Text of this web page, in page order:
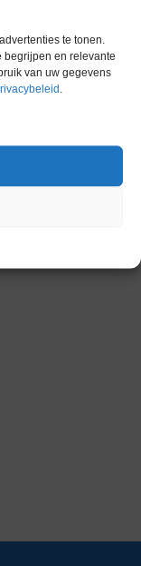
te tonen.
begrijpen en relevante
van uw gegevens
.